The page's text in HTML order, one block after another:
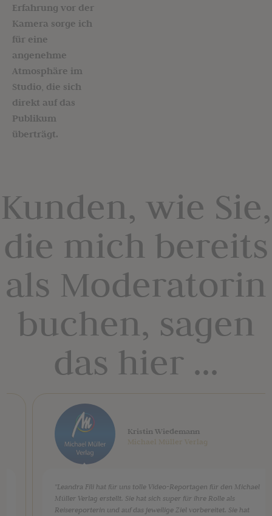
Erfahrung vor der
Kamera sorge ich
für eine
angenehme
Atmosphäre im
Studio, die sich
direkt auf das
Publikum
überträgt.
Kunden, wie Sie,
die mich bereits
als Moderatorin
buchen, sagen
das hier ...
"Leandra Fili hat für uns tolle Video-Reportagen für den Michael
Müller Verlag erstellt. Sie hat sich super für ihre Rolle als
Reisereporterin und auf das jeweilige Ziel vorbereitet. Sie hat
Kristin Wiedemann
Michael Müller Verlag